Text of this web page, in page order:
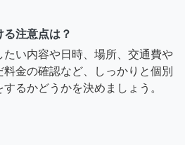
注意点は？
い内容や日時、場所、交通費や
金の確認など、しっかりと個別
るかどうかを決めましょう。